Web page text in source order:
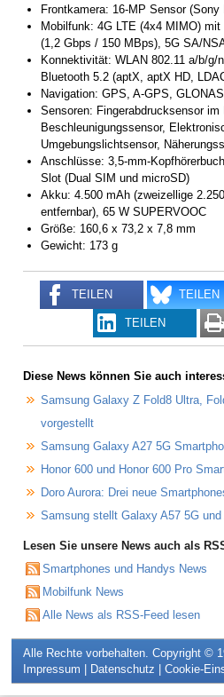
Frontkamera: 16-MP Sensor
Mobilfunk: 4G LTE (4x4 MIMO)
(1,2 Gbps / 150 MBps), 5G SA/
Konnektivität: WLAN 802.11 a/b/g/
Bluetooth 5.2 (aptX, aptX HD,
Navigation: GPS, A-GPS,
Sensoren: Fingerabdrucksensor im
Beschleunigungssensor,
Umgebungslichtsensor,
Anschlüsse: 3,5-mm-
Slot (Dual SIM und microSD)
Akku: 4.500 mAh (zweizellige
entfernbar), 65 W SUPERVOOC
Größe: 160,6 x 73,2 x 7,8 mm
Gewicht: 173 g
TEILEN TEILEN
TEILEN
Diese News können Sie auch
Samsung Galaxy Z Fold8 Ultra,
vorgestellt
Samsung Galaxy A27 5G
Honor 600 und Honor 600 Pro
Doro Aurora: Drei neue
Samsung stellt Galaxy A57 5G und
Lesen Sie unsere News auch als
Smartphones und Handys News
Mobilfunk News
Alle News als RSS-Feed lesen
Alle Rechte vorbehalten. Copyright ©
Impressum | Datenschutz | Cookie-